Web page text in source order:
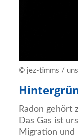
© jez-timms /
Radon gehört
Das Gas ist
Migration und